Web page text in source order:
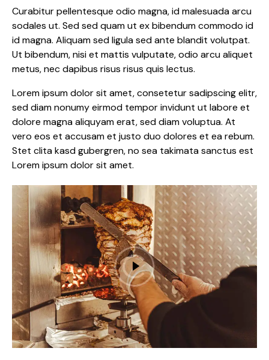
Curabitur pellentesque odio magna, id malesuada arcu
sodales ut. Sed sed quam ut ex bibendum commodo id
id magna. Aliquam sed ligula sed ante blandit volutpat.
Ut bibendum, nisi et mattis vulputate, odio arcu aliquet
metus, nec dapibus risus risus quis lectus.
Lorem ipsum dolor sit amet, consetetur sadipscing elitr,
sed diam nonumy eirmod tempor invidunt ut labore et
dolore magna aliquyam erat, sed diam voluptua. At
vero eos et accusam et justo duo dolores et ea rebum.
Stet clita kasd gubergren, no sea takimata sanctus est
Lorem ipsum dolor sit amet.